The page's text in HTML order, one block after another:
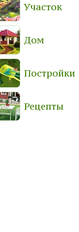
Участок
Дом
Постройки
Рецепты